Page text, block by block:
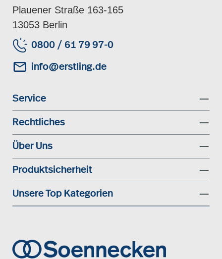
Plauener Straße 163-165
13053 Berlin
0800 / 61 79 97-0
info@erstling.de
Service
Rechtliches
Über Uns
Produktsicherheit
Unsere Top Kategorien